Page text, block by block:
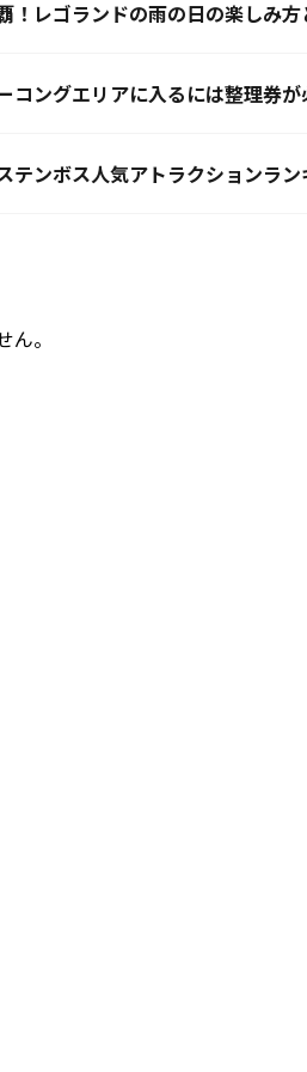
！レゴランドの雨の日の楽しみ
コングエリアに入るには整理券
テンボス人気アトラクションラ
。